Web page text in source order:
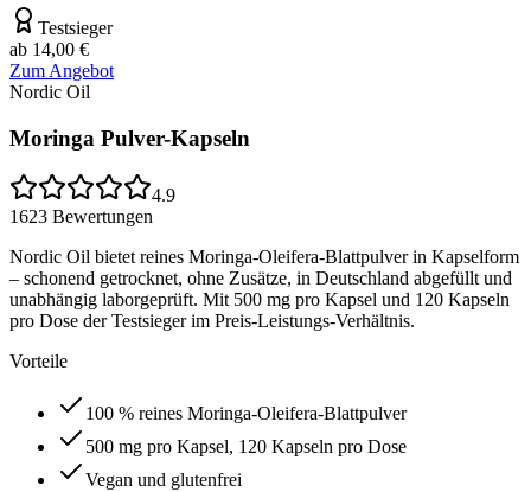
Testsieger
ab 14,00 €
Zum Angebot
Nordic Oil
Moringa Pulver-Kapseln
4.9
1623 Bewertungen
Nordic Oil bietet reines Moringa-Oleifera-Blattpulver in Kapselform
– schonend getrocknet, ohne Zusätze, in Deutschland abgefüllt und
unabhängig laborgeprüft. Mit 500 mg pro Kapsel und 120 Kapseln
pro Dose der Testsieger im Preis-Leistungs-Verhältnis.
Vorteile
100 % reines Moringa-Oleifera-Blattpulver
500 mg pro Kapsel, 120 Kapseln pro Dose
Vegan und glutenfrei